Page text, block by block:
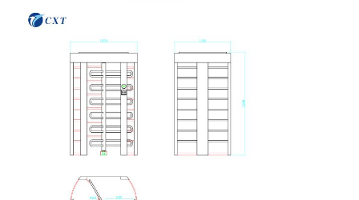
Offerte
Driepootturnstile Poort
De Poort van de schommelingsbarrière
Volledige hoogteturnstile
Snelheidspoort